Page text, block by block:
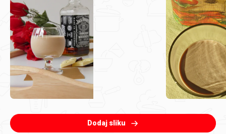
Dodaj sliku